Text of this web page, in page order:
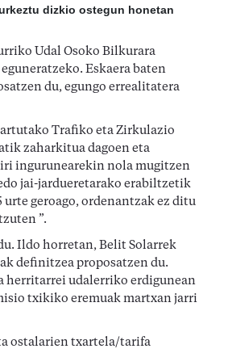
dizkio ostegun honetan
Udal Osoko Bilkurara
Eskaera baten
du, egungo errealitatera
Trafiko eta Zirkulazio
zaharkitua dagoen eta
ingurunearekin nola mugitzen
jai-jardueretarako erabiltzetik
geroago, ordenantzak ez ditu
”.
Ildo horretan, Belit Solarrek
definitzea proposatzen du.
herritarrei udalerriko erdigunean
txikiko eremuak martxan jarri
ostalarien txartela/tarifa